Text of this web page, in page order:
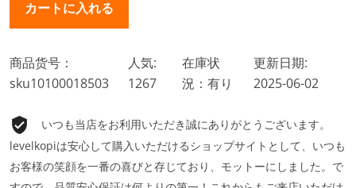
商品货号：
sku10100018503
人気:
1267
在庫状
況：有り
更新日期:
2025-06-02
いつも当店をお利用いただき誠にありがとうございます。
levelkopiは安心して購入いただけるショップサイトとして、いつも
お客様の笑顔を一番の喜びと存じており、モットーにしました。で